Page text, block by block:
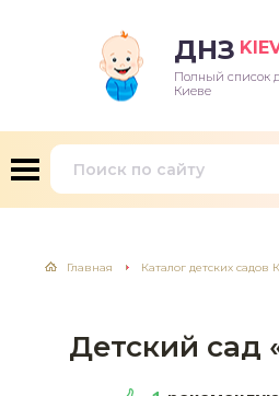
ДНЗ
Полный список
Киеве
Главная Каталог детских садов
Детский сад